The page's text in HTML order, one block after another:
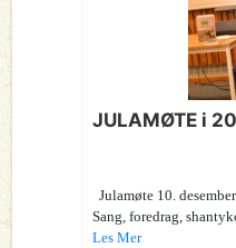
JULAMØTE i
Julamøte 10.
Sang, foredrag,
Les Mer